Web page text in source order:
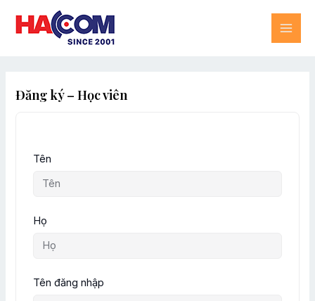
content
Đăng ký – Học viên
Tên
Họ
Tên đăng nhập